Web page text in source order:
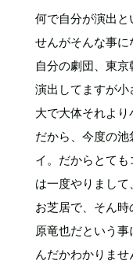
何で自分が演出と
せんがそんな事に
自分の劇団、東
演出してますが
大で大体それより
だから、今度の
イ。だからとて
は一度やりまし
お芝居で、そん
原竜也だという
んだかわかりま